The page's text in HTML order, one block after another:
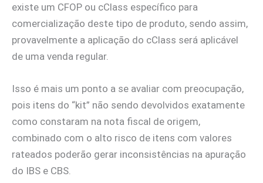
existe um CFOP ou cClass específico para
comercialização deste tipo de produto, sendo assim,
provavelmente a aplicação do cClass será aplicável
de uma venda regular.
Isso é mais um ponto a se avaliar com preocupação,
pois itens do “kit” não sendo devolvidos exatamente
como constaram na nota fiscal de origem,
combinado com o alto risco de itens com valores
rateados poderão gerar inconsistências na apuração
do IBS e CBS.